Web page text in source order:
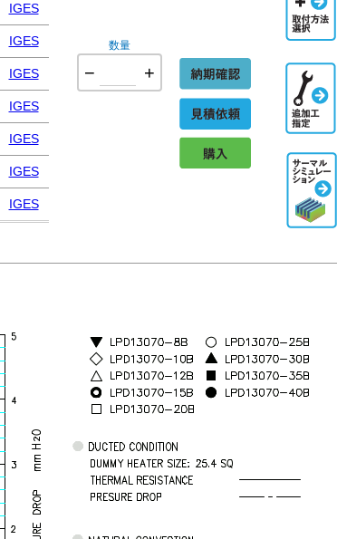
数量
− + 納期確認
見積依頼
購入
追加工指
定
Thermal
IGES
IGES
IGES
IGES
IGES
IGES
IGES